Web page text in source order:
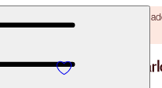
Consigue una brocha